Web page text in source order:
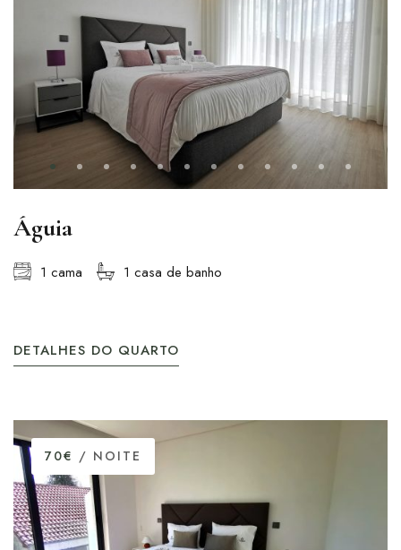
Águia
1 cama 1 casa de banho
DETALHES DO QUARTO
70€ / NOITE